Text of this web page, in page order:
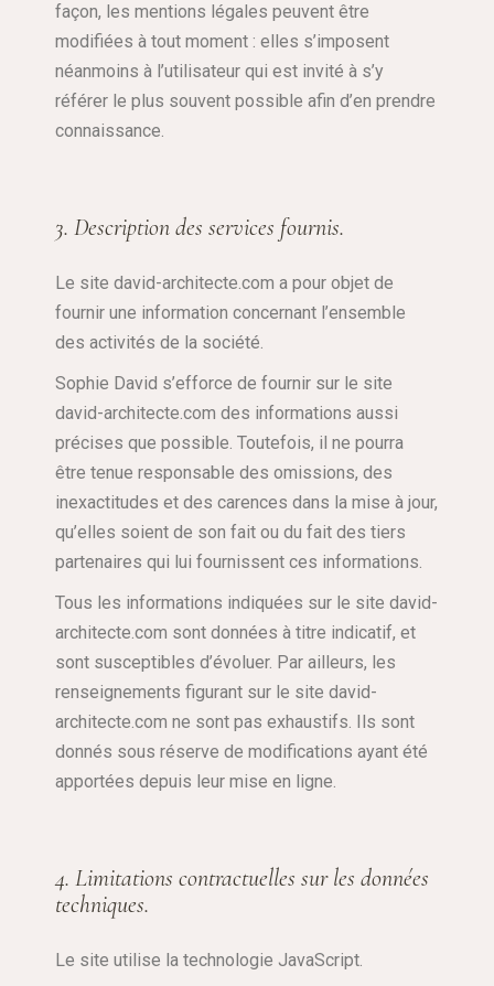
façon, les mentions légales peuvent être
modifiées à tout moment : elles s’imposent
néanmoins à l’utilisateur qui est invité à s’y
référer le plus souvent possible afin d’en prendre
connaissance.
3. Description des services fournis.
Le site david-architecte.com a pour objet de
fournir une information concernant l’ensemble
des activités de la société.
Sophie David s’efforce de fournir sur le site
david-architecte.com des informations aussi
précises que possible. Toutefois, il ne pourra
être tenue responsable des omissions, des
inexactitudes et des carences dans la mise à jour,
qu’elles soient de son fait ou du fait des tiers
partenaires qui lui fournissent ces informations.
Tous les informations indiquées sur le site david-
architecte.com sont données à titre indicatif, et
sont susceptibles d’évoluer. Par ailleurs, les
renseignements figurant sur le site david-
architecte.com ne sont pas exhaustifs. Ils sont
donnés sous réserve de modifications ayant été
apportées depuis leur mise en ligne.
4. Limitations contractuelles sur les données
techniques.
Le site utilise la technologie JavaScript.